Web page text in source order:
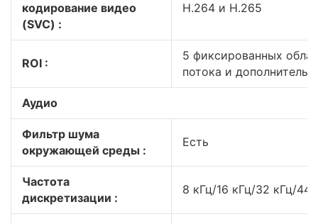
кодирование видео
(SVC) :
H.264 и H.265
ROI :
5 фиксированных
потока и
Аудио
Фильтр шума
окружающей среды :
Есть
Частота
дискретизации :
8 кГц/16 кГц/32 кГц/